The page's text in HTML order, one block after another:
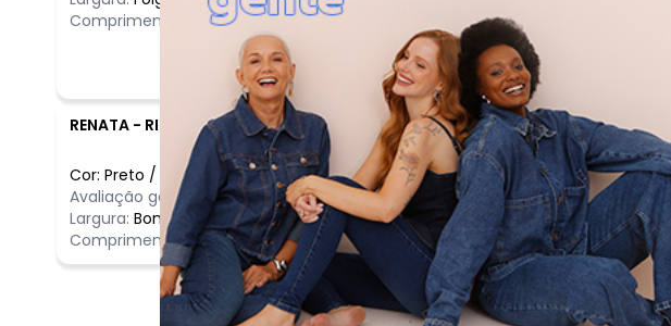
Comprimento:
Longo
RENATA - RIO DE JANEIRO - RJ
Cor: Preto /
Avaliação geral do produto: Incrível
Largura: Bom
Comprimento:Bom
Comentário:
Forma pequena. Devolvi.